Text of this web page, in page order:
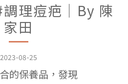
理痘疤｜By 陳
家田
2023-08-25
的保養品，發現